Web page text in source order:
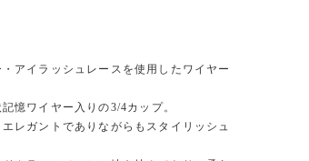
アイラッシュレースを使用したワイヤー
憶ワイヤー入りの3/4カップ。
レガントでありながらもスタイリッシュ